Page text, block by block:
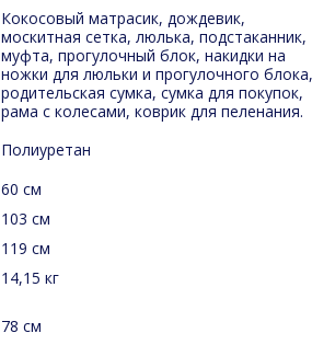
Кокосовый матрасик, дождевик,
москитная сетка, люлька, подстаканник,
муфта, прогулочный блок, накидки на
ножки для люльки и прогулочного блока,
родительская сумка, сумка для покупок,
рама с колесами, коврик для пеленания.
Полиуретан
60 см
103 см
119 см
14,15 кг
78 см